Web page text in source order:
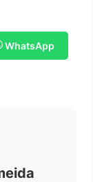
WhatsApp